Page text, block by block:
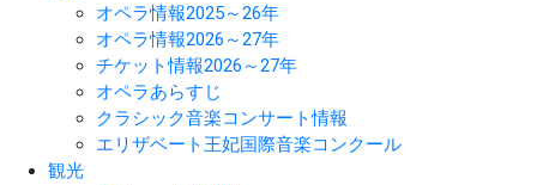
オペラ情報2025～26年
オペラ情報2026～27年
チケット情報2026～27年
オペラあらすじ
クラシック音楽コンサート情報
エリザベート王妃国際音楽コンクール
観光